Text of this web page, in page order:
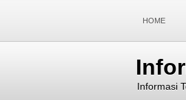
HOME
Informasi